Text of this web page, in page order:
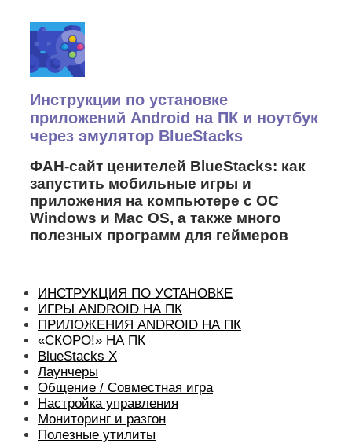
Инструкции по установке
приложений Android на ПК и ноутбук
через эмулятор BlueStacks
ФАН-сайт ценителей BlueStacks: как
запустить мобильные игры и
приложения на компьютере с ОС
Windows и Mac OS, а также много
полезных программ для геймеров
ИНСТРУКЦИЯ ПО УСТАНОВКЕ
ИГРЫ ANDROID НА ПК
ПРИЛОЖЕНИЯ ANDROID НА ПК
«СКОРО!» НА ПК
BlueStacks X
Лаунчеры
Общение / Совместная игра
Настройка управления
Мониторинг и разгон
Полезные утилиты